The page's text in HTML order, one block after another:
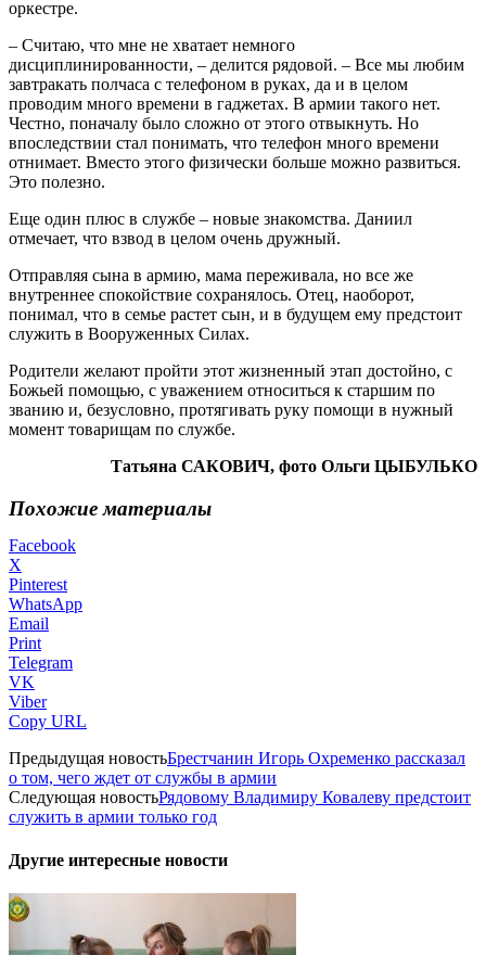
оркестре.
– Считаю, что мне не хватает немного
дисциплинированности, – делится рядовой. – Все мы любим
завтракать полчаса с телефоном в руках, да и в целом
проводим много времени в гаджетах. В армии такого нет.
Честно, поначалу было сложно от этого отвыкнуть. Но
впоследствии стал понимать, что телефон много времени
отнимает. Вместо этого физически больше можно развиться.
Это полезно.
Еще один плюс в службе – новые знакомства. Даниил
отмечает, что взвод в целом очень дружный.
Отправляя сына в армию, мама переживала, но все же
внутреннее спокойствие сохранялось. Отец, наоборот,
понимал, что в семье растет сын, и в будущем ему предстоит
служить в Вооруженных Силах.
Родители желают пройти этот жизненный этап достойно, с
Божьей помощью, с уважением относиться к старшим по
званию и, безусловно, протягивать руку помощи в нужный
момент товарищам по службе.
Татьяна САКОВИЧ, фото Ольги ЦЫБУЛЬКО
Похожие материалы
Facebook
X
Pinterest
WhatsApp
Email
Print
Telegram
VK
Viber
Copy URL
Предыдущая новостьБрестчанин Игорь Охременко рассказал
о том, чего ждет от службы в армии
Следующая новостьРядовому Владимиру Ковалеву предстоит
служить в армии только год
Другие интересные новости